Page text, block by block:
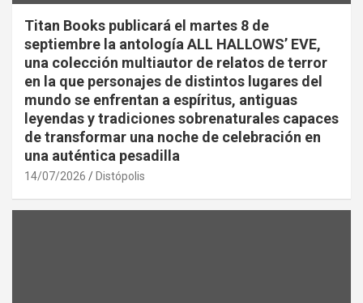
Titan Books publicará el martes 8 de
septiembre la antología ALL HALLOWS’ EVE,
una colección multiautor de relatos de terror
en la que personajes de distintos lugares del
mundo se enfrentan a espíritus, antiguas
leyendas y tradiciones sobrenaturales capaces
de transformar una noche de celebración en
una auténtica pesadilla
14/07/2026 Distópolis